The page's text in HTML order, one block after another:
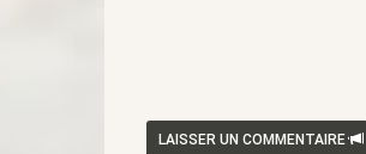
LAISSER UN COMMENTAIRE